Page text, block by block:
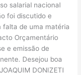
salarial nacional
foi discutido e
falta de uma matéria
Orçamentário
e emissão de
Desejou boa
DONIZETI